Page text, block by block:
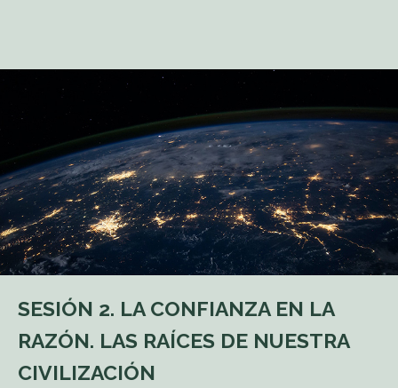
SESIÓN 2. LA CONFIANZA EN LA
RAZÓN. LAS RAÍCES DE NUESTRA
CIVILIZACIÓN